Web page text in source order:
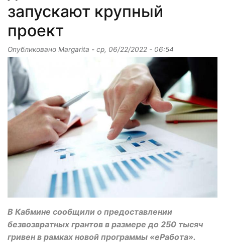
запускают крупный
проект
Опубликовано Margarita - ср, 06/22/2022 - 06:54
В Кабмине сообщили о предоставлении
безвозвратных грантов в размере до 250 тысяч
гривен в рамках новой программы «еРабота».